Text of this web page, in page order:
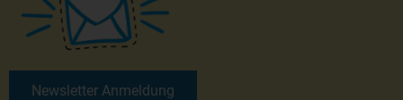
Newsletter Anmeldung